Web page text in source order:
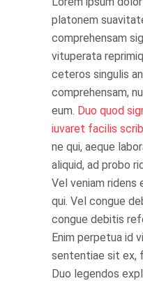
platonem
comprehensam
vituperata
ceteros singulis
comprehensam,
eum. Duo quod
iuvaret facilis
ne qui, aeque
aliquid, ad probo
Vel veniam ridens
qui. Vel congue
congue debitis
Enim perpetua id
sententiae sit ex,
Duo legendos